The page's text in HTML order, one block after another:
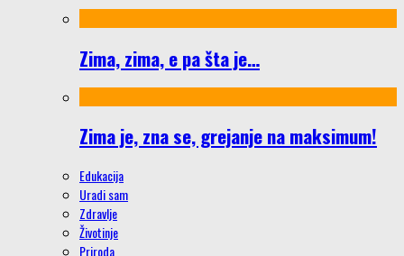
Zima, zima, e pa šta je…
Zima je, zna se, grejanje na maksimum!
Edukacija
Uradi sam
Zdravlje
Životinje
Priroda